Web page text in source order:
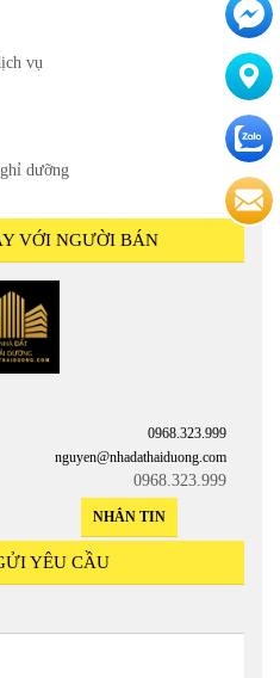
vụ
dưỡng
VỚI NGƯỜI BÁN
0968.323.999
nguyen@nhadathaiduong.com
0968.323.999
NHẮN TIN
YÊU CẦU